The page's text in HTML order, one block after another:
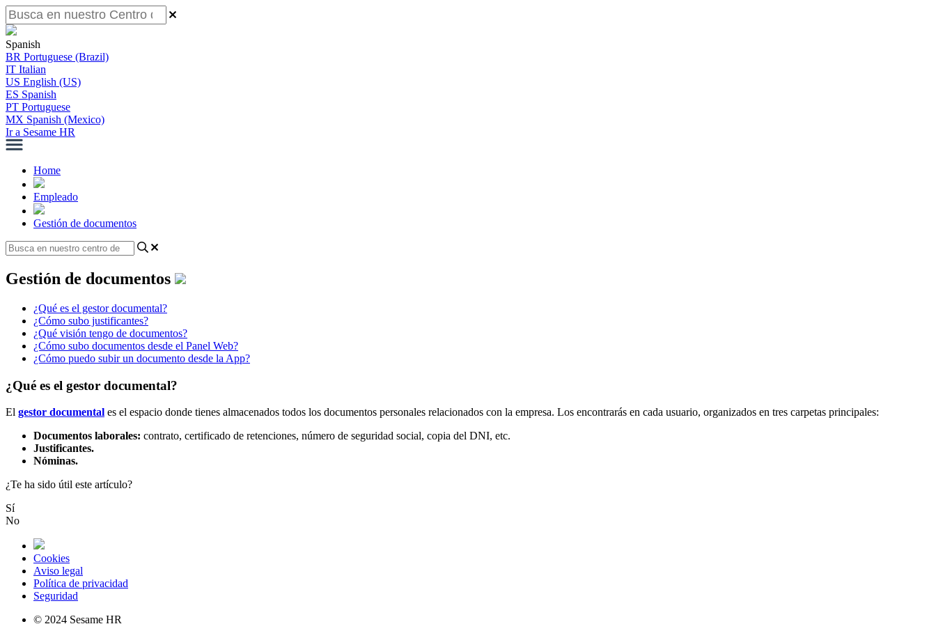
Spanish
BR Portuguese (Brazil)
IT Italian
US English (US)
ES Spanish
PT Portuguese
MX Spanish (Mexico)
Ir a Sesame HR
Home
Empleado
Gestión de documentos
Gestión de documentos
¿Qué es el gestor documental?
¿Cómo subo justificantes?
¿Qué visión tengo de documentos?
¿Cómo subo documentos desde el Panel Web?
¿Cómo puedo subir un documento desde la App?
¿Qué es el gestor documental?
El gestor documental es el espacio donde tienes almacenados todos los documentos personales relacionados con la empresa. Los encontrarás en cada usuario, organizados en tres carpetas principales:
Documentos laborales: contrato, certificado de retenciones, número de seguridad social, copia del DNI, etc.
Justificantes.
Nóminas.
¿Te ha sido útil este artículo?
Sí
No
Cookies
Aviso legal
Política de privacidad
Seguridad
© 2024 Sesame HR